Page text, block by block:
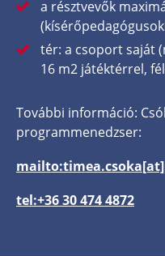
a résztvevők
tér: a csoport saját
16 m2 játéktérrel,
További információ:
programmenedzser:
tel:+36 30 474 4872